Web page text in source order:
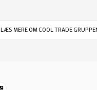
LÆS MERE OM COOL TRADE